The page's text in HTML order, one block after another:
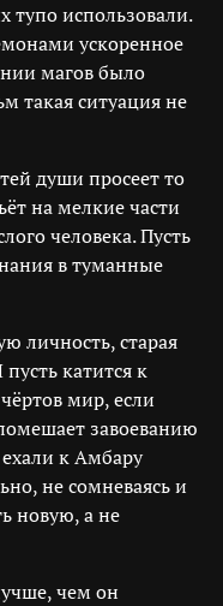
тупо использовали.
ускоренное
магов было
такая ситуация не
души просеет то
на мелкие части
человека. Пусть
в туманные
личность, старая
катится к
мир, если
завоеванию
к Амбару
не сомневаясь и
новую, а не
чем он